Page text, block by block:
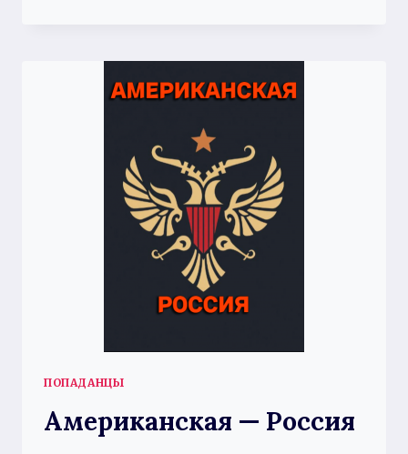
ПОПАДАНЦЫ
Американская — Россия